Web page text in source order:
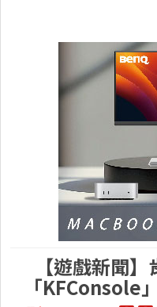
【遊戲新聞
「KFConsole